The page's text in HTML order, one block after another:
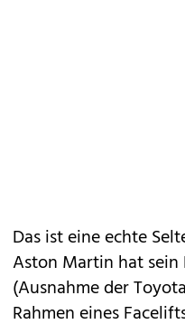
Das ist eine echte
Aston Martin hat sein
(Ausnahme der
Rahmen eines